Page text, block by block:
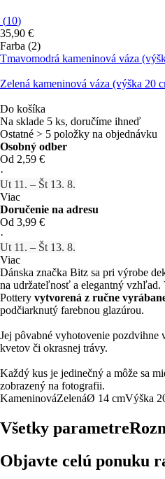
(10)
35,90 €
Farba (2)
Tmavomodrá kameninová váza
Zelená kameninová váza (výška 20
Do košíka
Na sklade 5 ks, doručíme ihneď
Ostatné > 5 položky na objednávku
Osobný odber
Od 2,59 €
·
Ut 11. – Št 13. 8.
Viac
Doručenie na adresu
Od 3,99 €
·
Ut 11. – Št 13. 8.
Viac
Dánska značka Bitz sa pri výrobe
na udržateľnosť a elegantný
Pottery vytvorená z ručne
podčiarknutý farebnou glazúrou.
Jej pôvabné vyhotovenie pozdvihne
kvetov či okrasnej trávy.
Každý kus je jedinečný a môže sa
zobrazený na fotografii.
KameninováZelenáØ 14 cmVýška
Všetky parametre
Objavte celú ponuku